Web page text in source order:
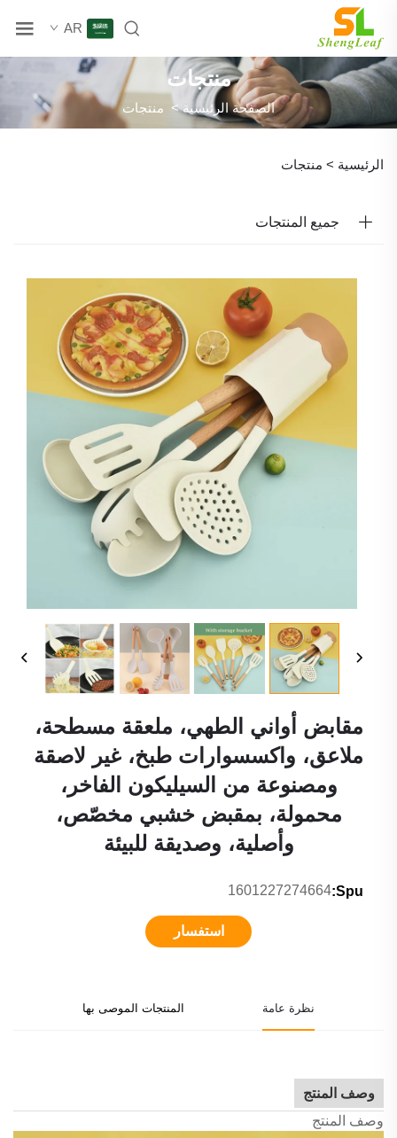
AR
منتجات
الصفحة الرئيسية> منتجات
الرئيسية > منتجات
جميع المنتجات
مقابض أواني الطهي، ملعقة مسطحة،
ملاعق، واكسسوارات طبخ، غير لاصقة
ومصنوعة من السيليكون الفاخر،
محمولة، بمقبض خشبي مخصّص،
وأصلية، وصديقة للبيئة
Spu:
1601227274664
استفسار
نظرة عامة المنتجات الموصى بها
وصف المنتج
وصف المنتج